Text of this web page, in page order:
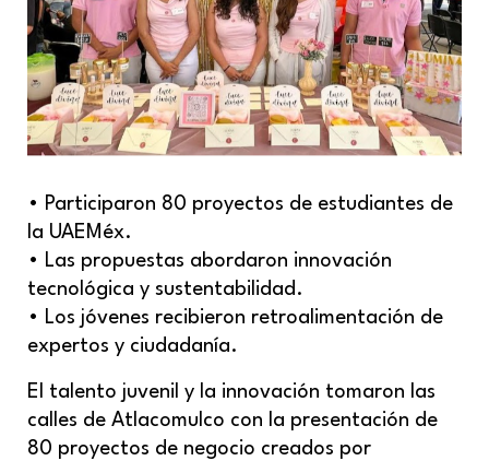
• Participaron 80 proyectos de estudiantes de
la UAEMéx.
• Las propuestas abordaron innovación
tecnológica y sustentabilidad.
• Los jóvenes recibieron retroalimentación de
expertos y ciudadanía.
El talento juvenil y la innovación tomaron las
calles de Atlacomulco con la presentación de
80 proyectos de negocio creados por